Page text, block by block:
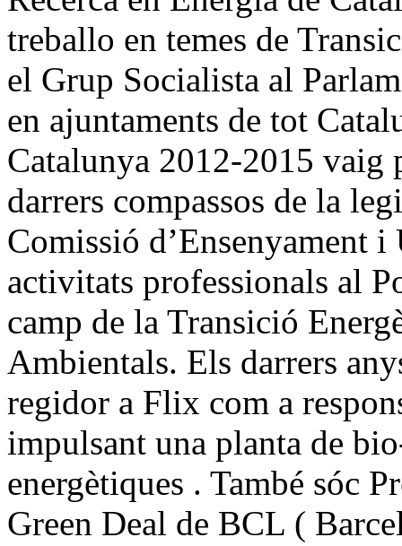
treballo en temes de
el Grup Socialista al
en ajuntaments de tot
Catalunya 2012-2015 vaig
darrers compassos de la
Comissió d’Ensenyament
activitats professionals al
camp de la Transició
Ambientals. Els darrers
regidor a Flix com a
impulsant una planta de
energètiques . També sóc
Green Deal de BCL (